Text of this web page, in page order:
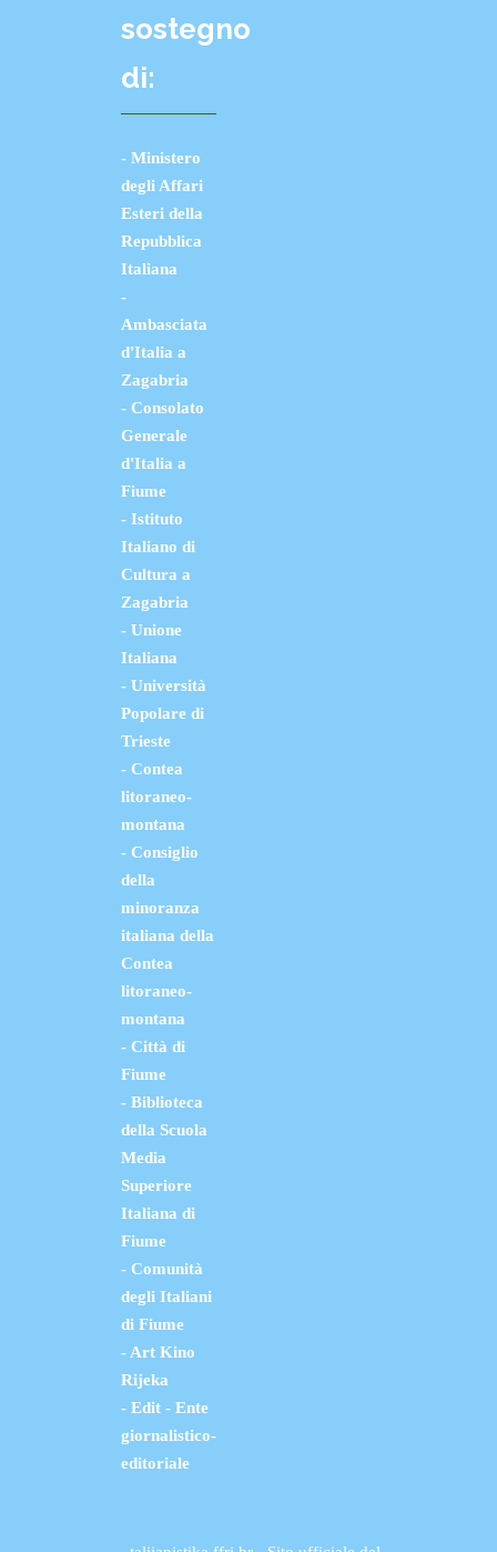
sostegno
di:
- Ministero
degli Affari
Esteri della
Repubblica
Italiana
-
Ambasciata
d'Italia a
Zagabria
- Consolato
Generale
d'Italia a
Fiume
- Istituto
Italiano di
Cultura a
Zagabria
- Unione
Italiana
- Università
Popolare di
Trieste
- Contea
litoraneo-
montana
- Consiglio
della
minoranza
italiana della
Contea
litoraneo-
montana
- Città di
Fiume
- Biblioteca
della Scuola
Media
Superiore
Italiana di
Fiume
- Comunità
degli Italiani
di Fiume
- Art Kino
Rijeka
- Edit - Ente
giornalistico-
editoriale